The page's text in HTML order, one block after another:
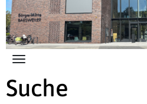
Zum Hauptinhalt springen
Suche